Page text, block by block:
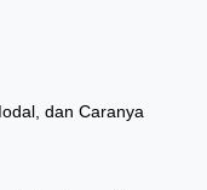
dan Caranya